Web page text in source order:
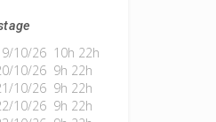
10/26 10h 22h
10/26 9h 22h
10/26 9h 22h
10/26 9h 22h